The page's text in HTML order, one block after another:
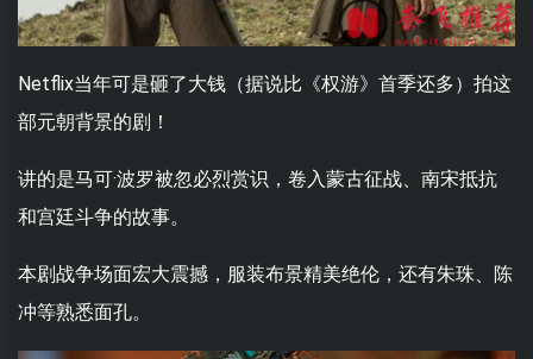
Netflix当年可是砸了大钱（据说比《权游》首季还多）拍这
部元朝背景的剧！
讲的是马可·波罗被忽必烈赏识，卷入蒙古征战、南宋抵抗
和宫廷斗争的故事。
本剧战争场面宏大震撼，服装布景精美绝伦，还有朱珠、陈
冲等熟悉面孔。